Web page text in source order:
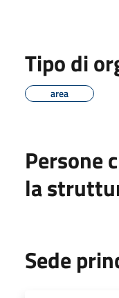
Tipo di
area
Persone
la
Sede